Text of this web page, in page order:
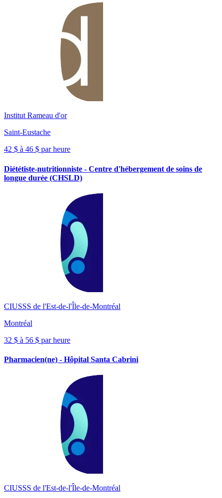
Institut Rameau d'or
Saint-Eustache
42 $ à 46 $ par heure
Diététiste-nutritionniste - Centre d'hébergement de soins de
longue durée (CHSLD)
CIUSSS de l'Est-de-l'Île-de-Montréal
Montréal
32 $ à 56 $ par heure
Pharmacien(ne) - Hôpital Santa Cabrini
CIUSSS de l'Est-de-l'Île-de-Montréal